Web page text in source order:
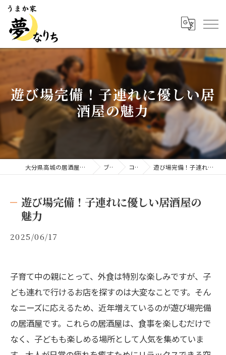
遊び場完備！子連れに優しい居
酒屋の魅力
大分県高城の居酒屋ならうまか家 夢なりち ブログ コラム 遊び場完備！子連れに優しい居酒屋の魅力
遊び場完備！子連れに優しい居酒屋の
魅力
2025/06/17
子育て中の親にとって、外食は特別な楽しみですが、子
ども連れで行けるお店を探すのは大変なことです。そん
なニーズに応えるため、近年増えているのが遊び場完備
の居酒屋です。これらの居酒屋は、食事を楽しむだけで
なく、子どもも楽しめる場所として人気を集めていま